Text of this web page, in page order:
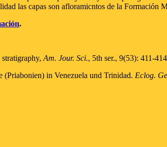
las capas son afloramicntos de la Formación
.
Am. Jour. Sci., 5th ser., 9(53): 411-
in Venezuela und Trinidad. Eclog.